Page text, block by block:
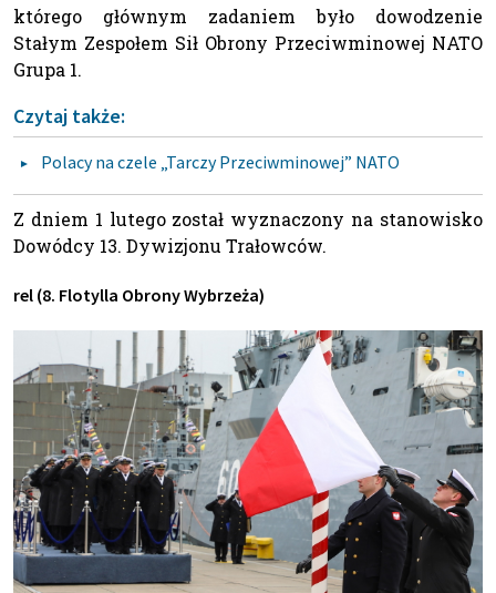
którego głównym zadaniem było dowodzenie
Stałym Zespołem Sił Obrony Przeciwminowej NATO
Grupa 1.
Czytaj także:
Polacy na czele „Tarczy Przeciwminowej” NATO
Z dniem 1 lutego został wyznaczony na stanowisko
Dowódcy 13. Dywizjonu Trałowców.
rel (8. Flotylla Obrony Wybrzeża)